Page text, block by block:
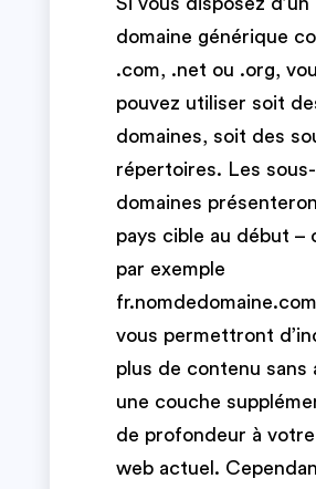
domaine générique
.com, .net ou .org,
pouvez utiliser soit
domaines, soit des
répertoires. Les sous-
domaines
pays cible au début –
par exemple
vous permettront
plus de contenu sans
une couche
de profondeur à
web actuel.